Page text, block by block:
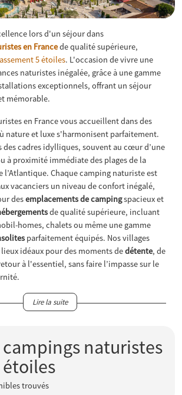
lors d'un séjour dans
en Francede qualité supérieure,
5 étoiles. L'occasion de vivre une
naturistes inégalée, grâce à une gamme
exceptionnels, offrant un séjour
mémorable.
en France vous accueillent dans des
nature et luxe s'harmonisent parfaitement.
des cadres idylliques, souvent au cœur d’une
à proximité immédiate des plages de la
l’Atlantique. Chaque camping naturiste est
vacanciers un niveau de confort inégalé,
desemplacements de campingspacieux et
de qualité supérieure, incluant
homes, chalets ou même une gamme
parfaitement équipés. Nos villages
idéaux pour des moments dedétente, de
à l'essentiel, sans faire l’impasse sur le
Lire la suite
campings naturistes
étoiles
trouvés